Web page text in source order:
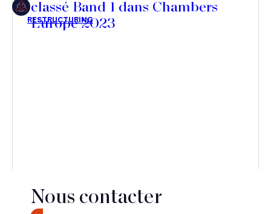
Article
classé Band 1 dans Chambers
Europe 2023
Nous contacter